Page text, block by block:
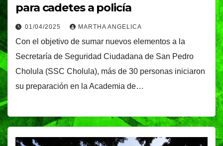
para cadetes a policía
01/04/2025 MARTHA ANGELICA
Con el objetivo de sumar nuevos elementos a la
Secretaría de Seguridad Ciudadana de San Pedro
Cholula (SSC Cholula), más de 30 personas iniciaron
su preparación en la Academia de…